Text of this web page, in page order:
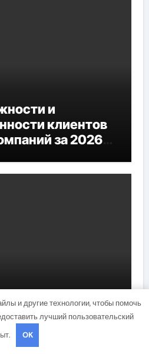
и
клиентов
за 2026
вмятин
и другие технологии, чтобы помочь
лучший пользовательский
OK